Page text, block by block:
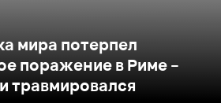
мира потерпел
поражение в Риме –
травмировался